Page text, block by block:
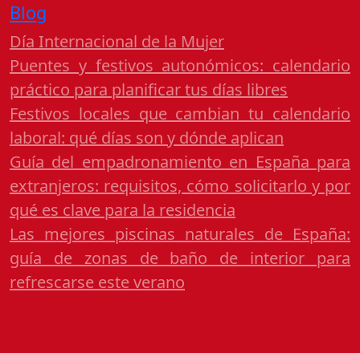
Blog
Día Internacional de la Mujer
Puentes y festivos autonómicos: calendario
práctico para planificar tus días libres
Festivos locales que cambian tu calendario
laboral: qué días son y dónde aplican
Guía del empadronamiento en España para
extranjeros: requisitos, cómo solicitarlo y por
qué es clave para la residencia
Las mejores piscinas naturales de España:
guía de zonas de baño de interior para
refrescarse este verano